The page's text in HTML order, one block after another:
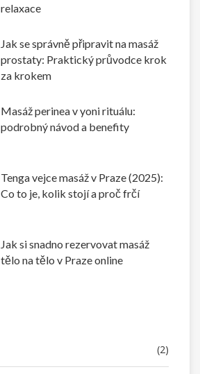
relaxace
Jak se správně připravit na masáž
prostaty: Praktický průvodce krok
za krokem
Masáž perinea v yoni rituálu:
podrobný návod a benefity
Tenga vejce masáž v Praze (2025):
Co to je, kolik stojí a proč frčí
Jak si snadno rezervovat masáž
tělo na tělo v Praze online
(2)